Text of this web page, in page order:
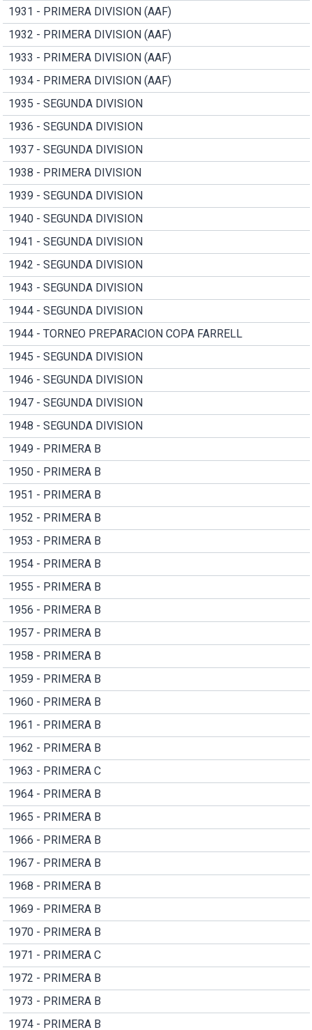
1931 - PRIMERA DIVISION (AAF)
1932 - PRIMERA DIVISION (AAF)
1933 - PRIMERA DIVISION (AAF)
1934 - PRIMERA DIVISION (AAF)
1935 - SEGUNDA DIVISION
1936 - SEGUNDA DIVISION
1937 - SEGUNDA DIVISION
1938 - PRIMERA DIVISION
1939 - SEGUNDA DIVISION
1940 - SEGUNDA DIVISION
1941 - SEGUNDA DIVISION
1942 - SEGUNDA DIVISION
1943 - SEGUNDA DIVISION
1944 - SEGUNDA DIVISION
1944 - TORNEO PREPARACION COPA FARRELL
1945 - SEGUNDA DIVISION
1946 - SEGUNDA DIVISION
1947 - SEGUNDA DIVISION
1948 - SEGUNDA DIVISION
1949 - PRIMERA B
1950 - PRIMERA B
1951 - PRIMERA B
1952 - PRIMERA B
1953 - PRIMERA B
1954 - PRIMERA B
1955 - PRIMERA B
1956 - PRIMERA B
1957 - PRIMERA B
1958 - PRIMERA B
1959 - PRIMERA B
1960 - PRIMERA B
1961 - PRIMERA B
1962 - PRIMERA B
1963 - PRIMERA C
1964 - PRIMERA B
1965 - PRIMERA B
1966 - PRIMERA B
1967 - PRIMERA B
1968 - PRIMERA B
1969 - PRIMERA B
1970 - PRIMERA B
1971 - PRIMERA C
1972 - PRIMERA B
1973 - PRIMERA B
1974 - PRIMERA B